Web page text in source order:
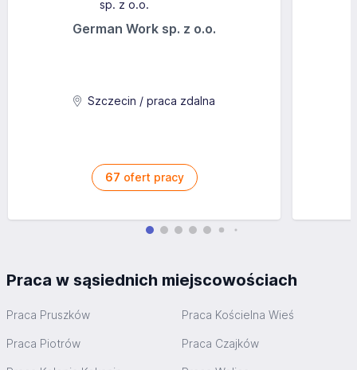
German Work sp. z o.o.
Szczecin / praca zdalna
67 ofert pracy
Praca w sąsiednich miejscowościach
Praca Pruszków Praca Kościelna Wieś
Praca Piotrów Praca Czajków